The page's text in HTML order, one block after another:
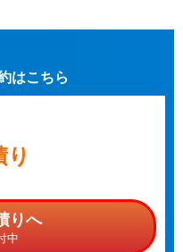
はこちら
りへ
中